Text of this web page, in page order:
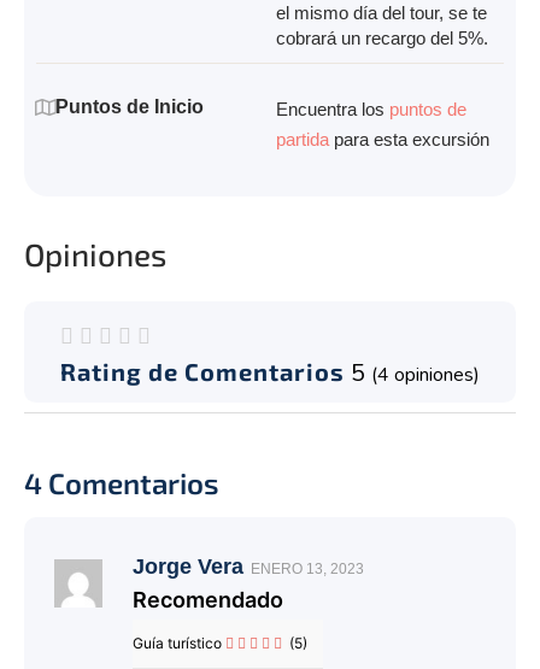
el mismo día del tour, se te
cobrará un recargo del 5%.
Puntos de Inicio Encuentra los puntos de
partidapara esta excursión
Opiniones
Rating de Comentarios 5 (4 opiniones)
4 Comentarios
Jorge Vera ENERO 13, 2023
Recomendado
(5)
Guía turístico